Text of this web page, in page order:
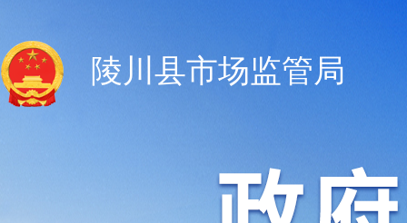
陵川县市场监管局